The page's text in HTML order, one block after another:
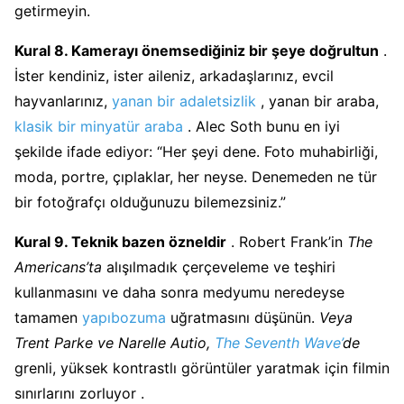
getirmeyin.
Kural 8. Kamerayı önemsediğiniz bir şeye doğrultun .
İster kendiniz, ister aileniz, arkadaşlarınız, evcil
hayvanlarınız, yanan bir adaletsizlik , yanan bir araba,
klasik bir minyatür araba . Alec Soth bunu en iyi
şekilde ifade ediyor: “Her şeyi dene. Foto muhabirliği,
moda, portre, çıplaklar, her neyse. Denemeden ne tür
bir fotoğrafçı olduğunuzu bilemezsiniz.”
Kural 9. Teknik bazen özneldir . Robert Frank’in The
Americans’ta alışılmadık çerçeveleme ve teşhiri
kullanmasını ve daha sonra medyumu neredeyse
tamamen yapıbozuma uğratmasını düşünün. Veya
Trent Parke ve Narelle Autio, The Seventh Wave’de
grenli, yüksek kontrastlı görüntüler yaratmak için filmin
sınırlarını zorluyor .